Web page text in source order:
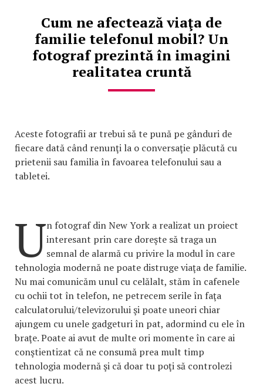
Cum ne afectează viaţa de
familie telefonul mobil? Un
fotograf prezintă în imagini
realitatea cruntă
Aceste fotografii ar trebui să te pună pe gânduri de
fiecare dată când renunţi la o conversaţie plăcută cu
prietenii sau familia în favoarea telefonului sau a
tabletei.
Un fotograf din New York a realizat un proiect
interesant prin care doreşte să traga un
semnal de alarmă cu privire la modul în care
tehnologia modernă ne poate distruge viaţa de familie.
Nu mai comunicăm unul cu celălalt, stăm în cafenele
cu ochii tot în telefon, ne petrecem serile în faţa
calculatorului/televizorului şi poate uneori chiar
ajungem cu unele gadgeturi în pat, adormind cu ele în
braţe. Poate ai avut de multe ori momente în care ai
conştientizat că ne consumă prea mult timp
tehnologia modernă şi că doar tu poţi să controlezi
acest lucru.